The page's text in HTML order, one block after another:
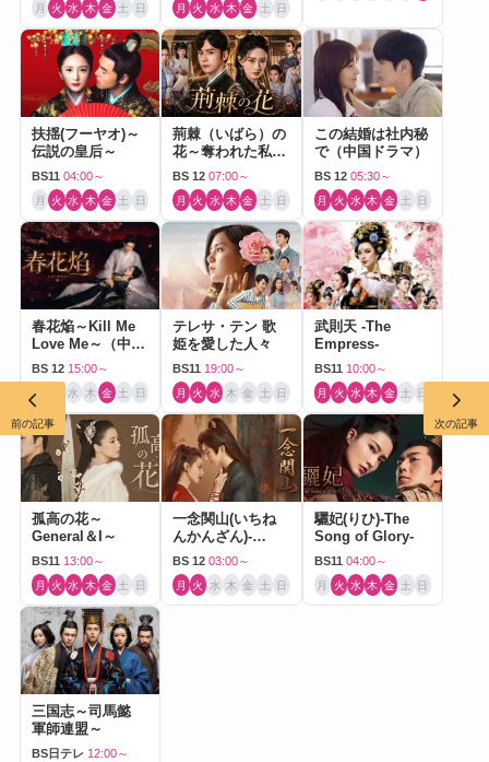
月 火 水 木 金 土 日 月 火 水 木 金 土 日
扶揺(フーヤオ)～
伝説の皇后～
BS11 04:00～
月 火 水 木 金 土 日
荊棘（いばら）の
花～奪われた私～
（中国ドラマ）
BS 12 07:00～
月 火 水 木 金 土 日
この結婚は社内秘
で（中国ドラマ）
BS 12 05:30～
月 火 水 木 金 土 日
春花焔～Kill Me
Love Me～（中国
ドラマ）
BS 12 15:00～
月 水 木 金 土 日
テレサ・テン 歌
姫を愛した人々
BS11 19:00～
月 火 水 木 金 土 日
武則天 -The
Empress-
BS11 10:00～
月 火 水 木 金 土 日
孤高の花～
General＆I～
BS11 13:00～
月 火 水 木 金 土 日
一念関山(いちね
んかんざん)-
Journey to Love-
BS 12 03:00～
月 火 水 木 金 土 日
驪妃(りひ)-The
Song of Glory-
BS11 04:00～
月 火 水 木 金 土 日
三国志～司馬懿
軍師連盟～
BS日テレ 12:00～
前の記事 次の記事